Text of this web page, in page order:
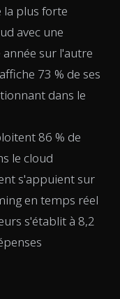
la plus forte
avec une
sur l'autre
73 % de ses
dans le
86 % de
le cloud
s'appuient sur
en temps réel
s'établit à 8,2